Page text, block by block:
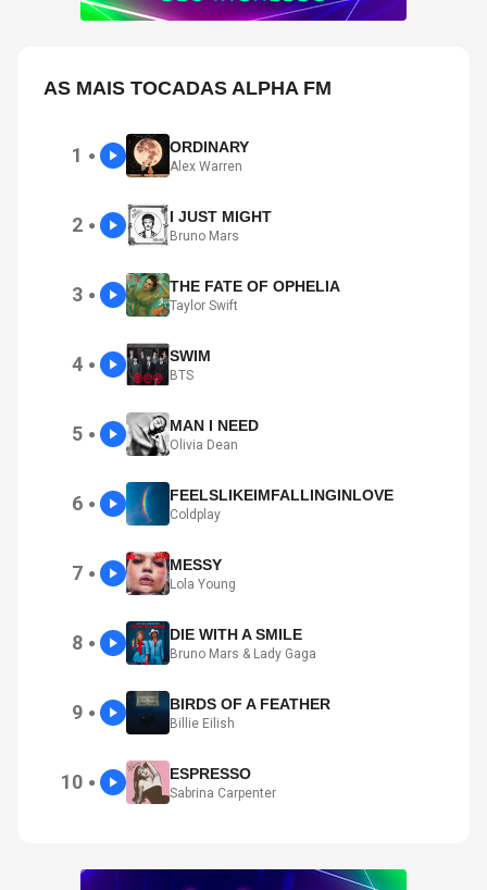
AS MAIS TOCADAS ALPHA FM
1 ● ORDINARY
Alex Warren
2 ● I JUST MIGHT
Bruno Mars
3 ● THE FATE OF OPHELIA
Taylor Swift
4 ● SWIM
BTS
5 ● MAN I NEED
Olivia Dean
6 ● FEELSLIKEIMFALLINGINLOVE
Coldplay
7 ● MESSY
Lola Young
8 ● DIE WITH A SMILE
Bruno Mars & Lady Gaga
9 ● BIRDS OF A FEATHER
Billie Eilish
10 ● ESPRESSO
Sabrina Carpenter